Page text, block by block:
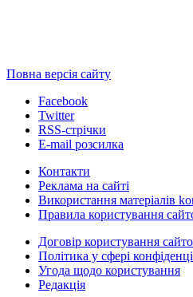
Повна версія сайту
Facebook
Twitter
RSS-стрічки
E-mail розсилка
Контакти
Реклама на сайті
Використання матеріалів
Правила користування
Договір користування
Політика у сфері
Угода щодо користування
Редакція